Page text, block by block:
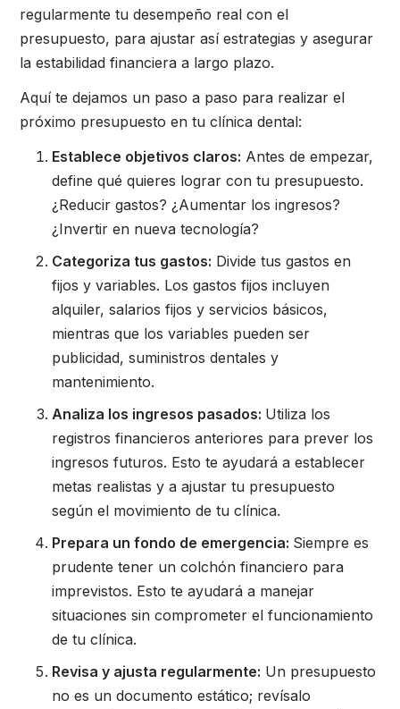
regularmente tu desempeño real con el
presupuesto, para ajustar así estrategias y asegurar
la estabilidad financiera a largo plazo.
Aquí te dejamos un paso a paso para realizar el
próximo presupuesto en tu clínica dental:
Establece objetivos claros: Antes de empezar,
define qué quieres lograr con tu presupuesto.
¿Reducir gastos? ¿Aumentar los ingresos?
¿Invertir en nueva tecnología?
Categoriza tus gastos: Divide tus gastos en
fijos y variables. Los gastos fijos incluyen
alquiler, salarios fijos y servicios básicos,
mientras que los variables pueden ser
publicidad, suministros dentales y
mantenimiento.
Analiza los ingresos pasados: Utiliza los
registros financieros anteriores para prever los
ingresos futuros. Esto te ayudará a establecer
metas realistas y a ajustar tu presupuesto
según el movimiento de tu clínica.
Prepara un fondo de emergencia: Siempre es
prudente tener un colchón financiero para
imprevistos. Esto te ayudará a manejar
situaciones sin comprometer el funcionamiento
de tu clínica.
Revisa y ajusta regularmente: Un presupuesto
no es un documento estático; revísalo